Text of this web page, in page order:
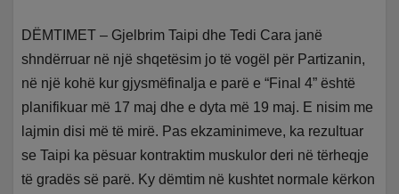
DËMTIMET – Gjelbrim Taipi dhe Tedi Cara janë
shndërruar në një shqetësim jo të vogël për Partizanin,
në një kohë kur gjysmëfinalja e parë e “Final 4” është
planifikuar më 17 maj dhe e dyta më 19 maj. E nisim me
lajmin disi më të mirë. Pas ekzaminimeve, ka rezultuar
se Taipi ka pësuar kontraktim muskulor deri në tërheqje
të gradës së parë. Ky dëmtim në kushtet normale kërkon